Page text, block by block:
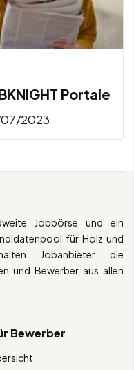
Portale
2023
Jobbörse und ein
für Holz und
Jobanbieter die
und Bewerber aus allen
Bewerber